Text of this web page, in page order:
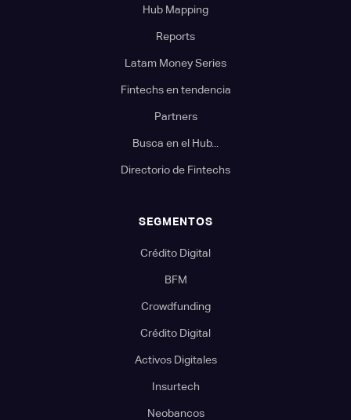
Hub Mapping
Reports
Latam Money Series
Fintechs en tendencia
Partners
Busca en el Hub...
Directorio de Fintechs
SEGMENTOS
Crédito Digital
BFM
Crowdfunding
Crédito Digital
Activos Digitales
Insurtech
Neobancos